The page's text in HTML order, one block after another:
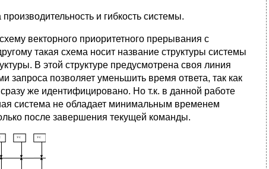
и гибкость системы.
векторного приоритетного прерывания с
такая схема носит название структуры системы
В этой структуре предусмотрена своя линия
запроса позволяет уменьшить время ответа, так как
же идентифицировано. Но т.к. в данной работе
система не обладает минимальным временем
после завершения текущей команды.